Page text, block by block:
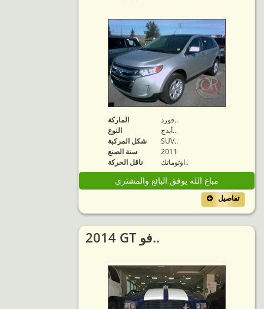
الماركة
فورد..
النوع
أيدج..
شكل المركبة
SUV..
سنة الصنع
2011
ناقل الحركة
اوتوماتك..
مباع الله يوفق البائع والمشتري
تفاصيل
2014 GT فو..